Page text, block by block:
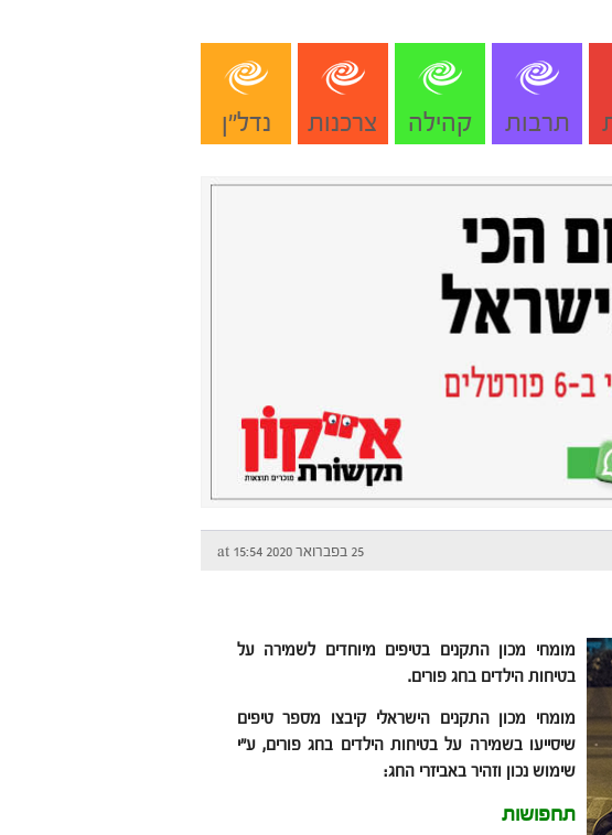
תרבות קהילה צרכנות נדל"ן
25 בפברואר 2020 at 15:54
מומחי מכון התקנים בטיפים מיוחדים לשמירה על
בטיחות הילדים בחג פורים.
מומחי מכון התקנים הישראלי קיבצו מספר טיפים
שיסייעו בשמירה על בטיחות הילדים בחג פורים, ע"י
שימוש נכון וזהיר באביזרי החג:
תחפושות